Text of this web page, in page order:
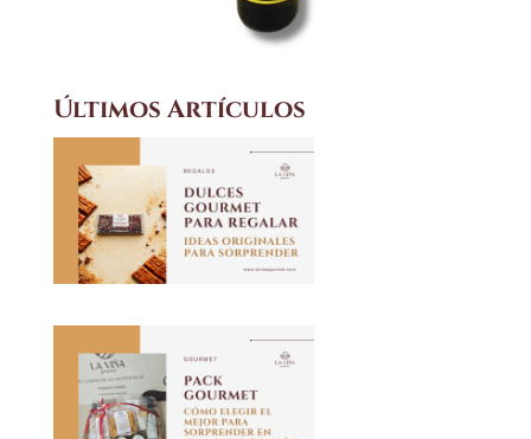
Últimos Artículos